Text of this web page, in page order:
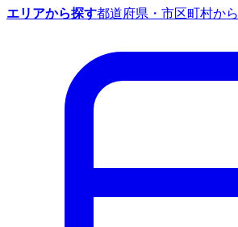
エリアから探す都道府県・市区町村から